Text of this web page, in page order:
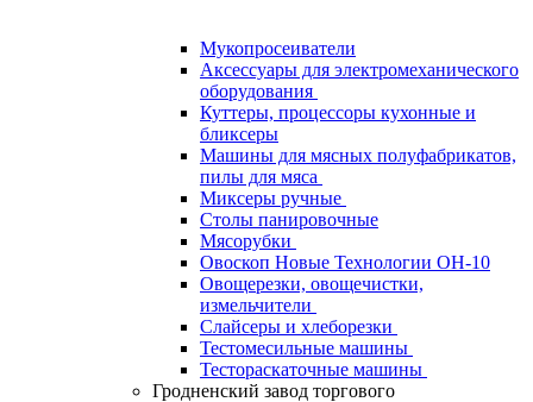
Мукопросеиватели
Аксессуары для электромеханического
оборудования
Куттеры, процессоры кухонные и
бликсеры
Машины для мясных полуфабрикатов,
пилы для мяса
Миксеры ручные
Столы панировочные
Мясорубки
Овоскоп Новые Технологии ОН-10
Овощерезки, овощечистки,
измельчители
Слайсеры и хлеборезки
Тестомесильные машины
Тестораскаточные машины
Гродненский завод торгового